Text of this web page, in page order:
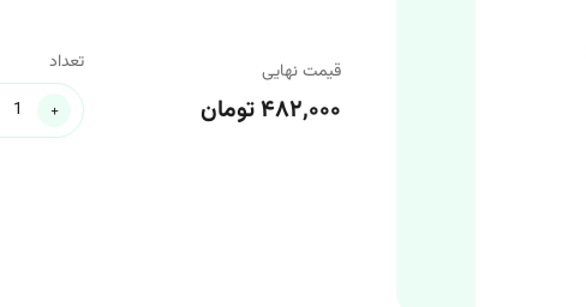
قیمت نهایی
۴۸۲,۰۰۰ تومان
تعداد
+